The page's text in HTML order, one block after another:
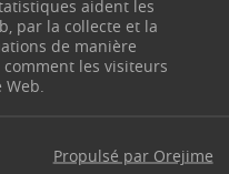
aident les
par la collecte et la
de manière
les visiteurs
Propulsé par Orejime